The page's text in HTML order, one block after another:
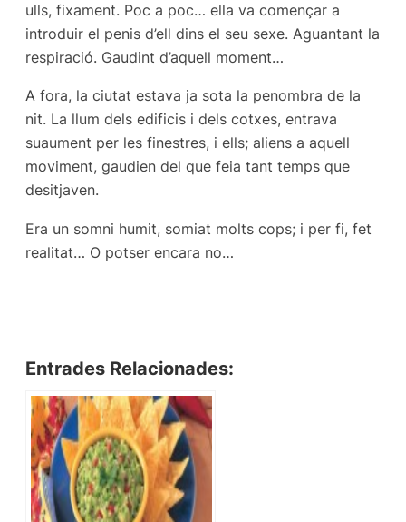
ulls, fixament. Poc a poc… ella va començar a
introduir el penis d’ell dins el seu sexe. Aguantant la
respiració. Gaudint d’aquell moment…
A fora, la ciutat estava ja sota la penombra de la
nit. La llum dels edificis i dels cotxes, entrava
suaument per les finestres, i ells; aliens a aquell
moviment, gaudien del que feia tant temps que
desitjaven.
Era un somni humit, somiat molts cops; i per fi, fet
realitat… O potser encara no…
Entrades Relacionades: